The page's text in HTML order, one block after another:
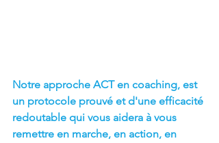
Notre approche ACT en coaching, est
un protocole prouvé et d'une efficacité
redoutable qui vous aidera à vous
remettre en marche, en action, en